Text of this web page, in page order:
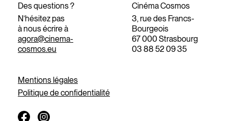
Des questions ?
N’hésitez pas
à nous écrire à
agora@cinema-
cosmos.eu
Cinéma Cosmos
3, rue des Francs-
Bourgeois
67 000 Strasbourg
03 88 52 09 35
Mentions légales
Politique de confidentialité